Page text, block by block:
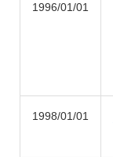
1996/01/01
1998/01/01